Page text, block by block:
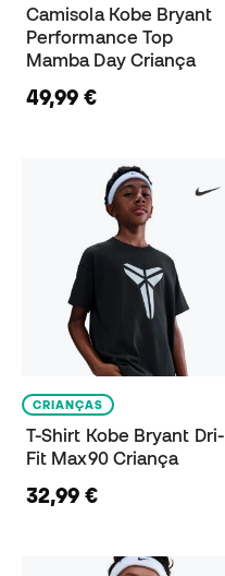
Camisola Kobe Bryant
Performance Top
Mamba Day Criança
49,99 €
CRIANÇAS
T-Shirt Kobe Bryant Dri-
Fit Max90 Criança
32,99 €